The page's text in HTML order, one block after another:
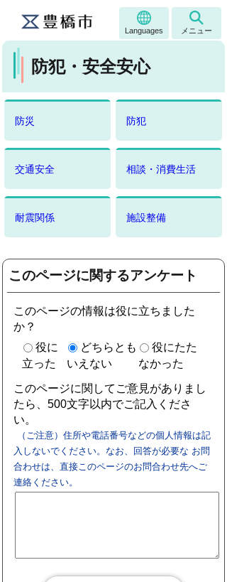
Languages メニュー
防犯・安全安心
防災 防犯
交通安全 相談・消費生活
耐震関係 施設整備
このページに関するアンケート
このページの情報は役に立ちました
か？
役に
立った
どちらとも
いえない
役にたた
なかった
このページに関してご意見がありまし
たら、500文字以内でご記入くださ
い。
（ご注意）住所や電話番号などの個人情報は記
入しないでください。なお、回答が必要な お問
合わせは、直接このページのお問合わせ先へご
連絡ください。